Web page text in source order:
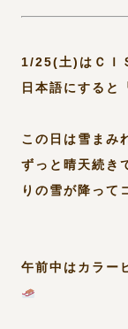
1/25(土)はＣＩ
日本語にすると
この日は雪まみ
ずっと晴天続き
りの雪が降って
午前中はカラー